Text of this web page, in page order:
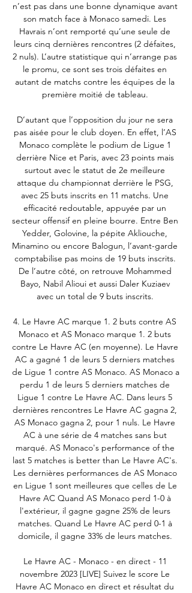
n’est pas dans une bonne dynamique avant
son match face à Monaco samedi. Les
Havrais n’ont remporté qu’une seule de
leurs cinq dernières rencontres (2 défaites,
2 nuls). L’autre statistique qui n’arrange pas
le promu, ce sont ses trois défaites en
autant de matchs contre les équipes de la
première moitié de tableau.
D’autant que l’opposition du jour ne sera
pas aisée pour le club doyen. En effet, l’AS
Monaco complète le podium de Ligue 1
derrière Nice et Paris, avec 23 points mais
surtout avec le statut de 2e meilleure
attaque du championnat derrière le PSG,
avec 25 buts inscrits en 11 matchs. Une
efficacité redoutable, appuyée par un
secteur offensif en pleine bourre. Entre Ben
Yedder, Golovine, la pépite Akliouche,
Minamino ou encore Balogun, l’avant-garde
comptabilise pas moins de 19 buts inscrits.
De l’autre côté, on retrouve Mohammed
Bayo, Nabil Alioui et aussi Daler Kuziaev
avec un total de 9 buts inscrits.
4. Le Havre AC marque 1. 2 buts contre AS
Monaco et AS Monaco marque 1. 2 buts
contre Le Havre AC (en moyenne). Le Havre
AC a gagné 1 de leurs 5 derniers matches
de Ligue 1 contre AS Monaco. AS Monaco a
perdu 1 de leurs 5 derniers matches de
Ligue 1 contre Le Havre AC. Dans leurs 5
dernières rencontres Le Havre AC gagna 2,
AS Monaco gagna 2, pour 1 nuls. Le Havre
AC à une série de 4 matches sans but
marqué. AS Monaco's performance of the
last 5 matches is better than Le Havre AC's.
Les dernières performances de AS Monaco
en Ligue 1 sont meilleures que celles de Le
Havre AC Quand AS Monaco perd 1-0 à
l'extérieur, il gagne gagne 25% de leurs
matches. Quand Le Havre AC perd 0-1 à
domicile, il gagne 33% de leurs matches.
Le Havre AC - Monaco - en direct - 11
novembre 2023 [LIVE] Suivez le score Le
Havre AC Monaco en direct et résultat du